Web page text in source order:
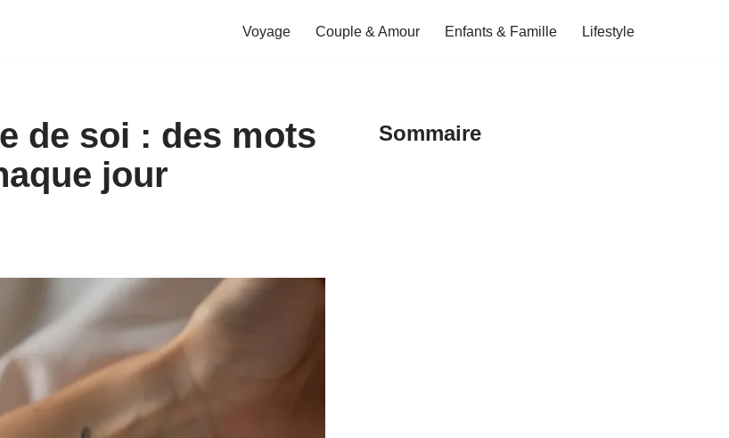
Voyage Couple & Amour Enfants & Famille Lifestyle
de soi : des mots
jour
Sommaire